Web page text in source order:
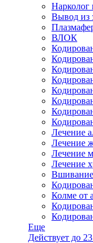
Нарколог
Вывод из
ВЛОК
Лечение
Лечение
Лечение
Лечение
Вшивание
Колме от
Еще
Действует до